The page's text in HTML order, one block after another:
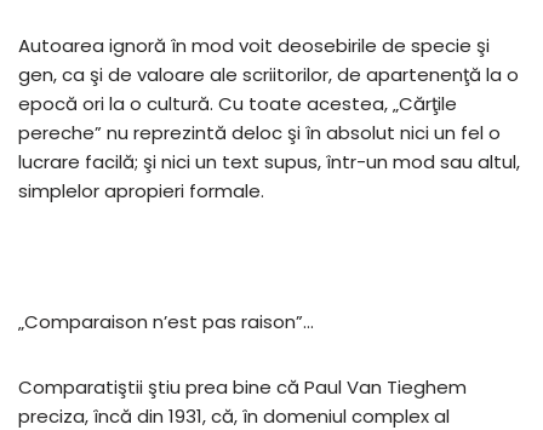
Autoarea ignoră în mod voit deosebirile de specie şi
gen, ca şi de valoare ale scriitorilor, de apartenenţă la o
epocă ori la o cultură. Cu toate acestea, „Cărţile
pereche” nu reprezintă deloc şi în absolut nici un fel o
lucrare facilă; şi nici un text supus, într-un mod sau altul,
simplelor apropieri formale.
„Comparaison n’est pas raison”…
Comparatiştii ştiu prea bine că Paul Van Tieghem
preciza, încă din 1931, că, în domeniul complex al